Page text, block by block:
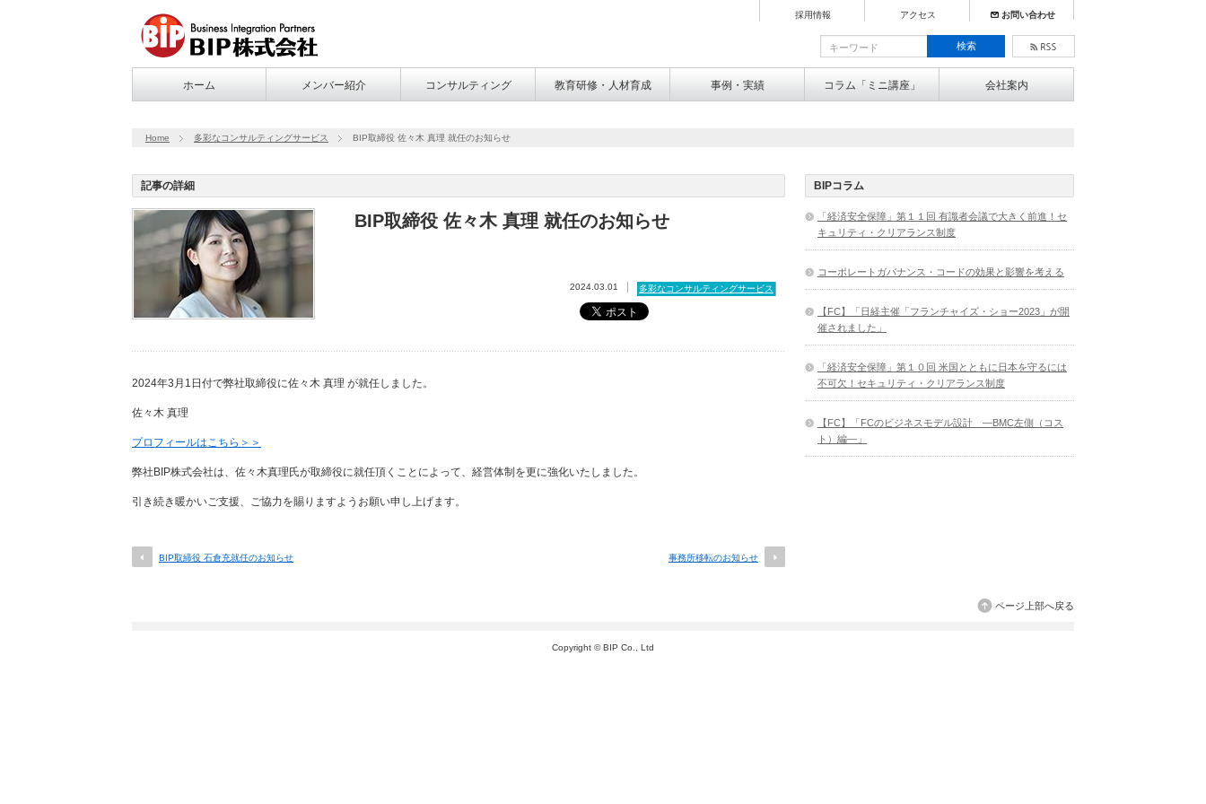
採用情報 アクセス お問い合わせ
ホーム メンバー紹介 コンサルティング 教育研修・人材育成 事例・実績 コラム「ミニ講座」 会社案内
Home 多彩なコンサルティングサービス BIP取締役 佐々木 真理 就任のお知らせ
記事の詳細
BIP取締役 佐々木 真理 就任のお知らせ
2024.03.01 多彩なコンサルティングサービス
2024年3月1日付で弊社取締役に佐々木 真理 が就任しました。
佐々木 真理
プロフィールはこちら＞＞
弊社BIP株式会社は、佐々木真理氏が取締役に就任頂くことによって、経営体制を更に強化いたしました。
引き続き暖かいご支援、ご協力を賜りますようお願い申し上げます。
BIP取締役 石倉充就任のお知らせ 事務所移転のお知らせ
BIPコラム
「経済安全保障」第１１回 有識者会議で大きく前進！セ
キュリティ・クリアランス制度
コーポレートガバナンス・コードの効果と影響を考える
【FC】「日経主催「フランチャイズ・ショー2023」が開
催されました」
「経済安全保障」第１０回 米国とともに日本を守るには
不可欠！セキュリティ・クリアランス制度
【FC】「FCのビジネスモデル設計 ―BMC左側（コス
ト）編―」
ページ上部へ戻る
Copyright © BIP Co., Ltd